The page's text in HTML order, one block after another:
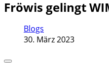
Fröwis gelingt
Blogs
30. März 2023